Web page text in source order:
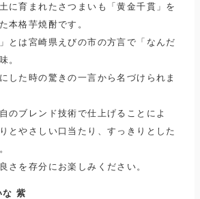
に育まれたさつまいも「黄金千貫」を
本格芋焼酎です。
とは宮崎県えびの市の方言で「なんだ
。
した時の驚きの一言から名づけられま
のブレンド技術で仕上げることによ
とやさしい口当たり、すっきりとした
さを存分にお楽しみください。
紫